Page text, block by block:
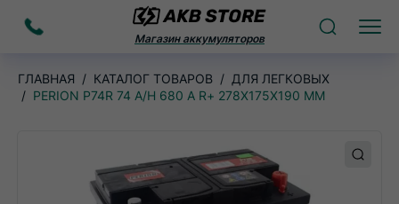
Заказать
Магазин аккумуляторов ПоискМеню
ГЛАВНАЯ КАТАЛОГ ТОВАРОВ
ДЛЯ ЛЕГКОВЫХ
PERION P74R 74 A/H 680 A R+ 278X175X190 ММ